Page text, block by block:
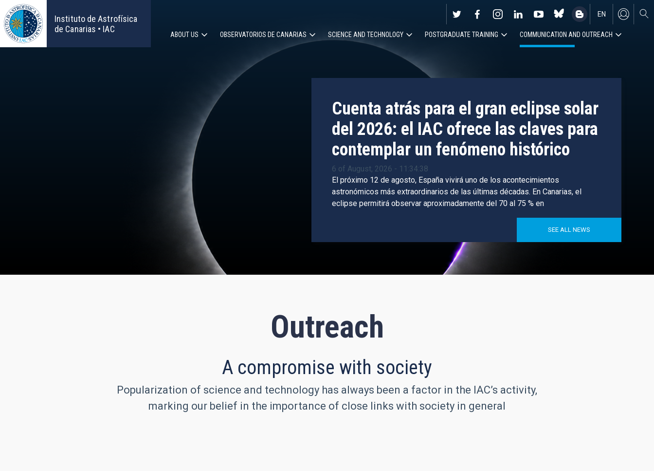
Skip
to
main
content
Instituto de Astrofísica
de Canarias • IAC
EN
ES
navigation
ABOUT US OBSERVATORIOS DE CANARIAS SCIENCE AND TECHNOLOGY POSTGRADUATE TRAINING COMMUNICATION AND OUTREACH
Cuenta atrás para el gran eclipse solar
del 2026: el IAC ofrece las claves para
contemplar un fenómeno histórico
6 of August, 2026 - 11:34:38
El próximo 12 de agosto, España vivirá uno de los acontecimientos
astronómicos más extraordinarios de las últimas décadas. En Canarias, el
eclipse permitirá observar aproximadamente del 70 al 75 % en
SEE ALL NEWS
Outreach
A compromise with society
Popularization of science and technology has always been a factor in the IAC’s activity,
marking our belief in the importance of close links with society in general